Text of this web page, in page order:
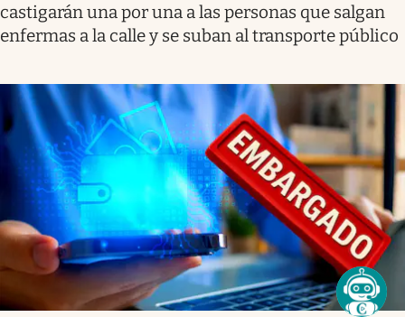
castigarán una por una a las personas que salgan
enfermas a la calle y se suban al transporte público